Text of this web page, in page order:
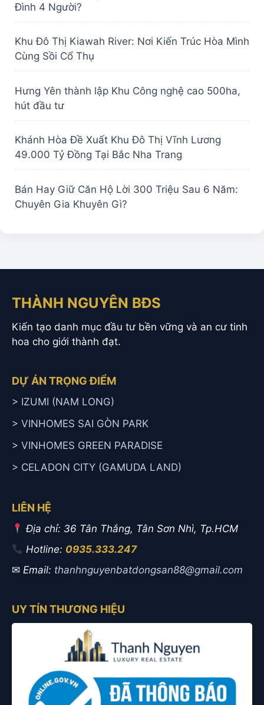
Đình 4 Người?
Khu Đô Thị Kiawah River: Nơi Kiến Trúc Hòa Mình
Cùng Sồi Cổ Thụ
Hưng Yên thành lập Khu Công nghệ cao 500ha,
hút đầu tư
Khánh Hòa Đề Xuất Khu Đô Thị Vĩnh Lương
49.000 Tỷ Đồng Tại Bắc Nha Trang
Bán Hay Giữ Căn Hộ Lời 300 Triệu Sau 6 Năm:
Chuyên Gia Khuyên Gì?
THÀNH NGUYÊN BĐS
Kiến tạo danh mục đầu tư bền vững và an cư tinh
hoa cho giới thành đạt.
DỰ ÁN TRỌNG ĐIỂM
> IZUMI (NAM LONG)
> VINHOMES SAI GÒN PARK
> VINHOMES GREEN PARADISE
> CELADON CITY (GAMUDA LAND)
LIÊN HỆ
Địa chỉ: 36 Tân Thắng, Tân Sơn Nhì, Tp.HCM
Hotline: 0935.333.247
✉ Email: thanhnguyenbatdongsan88@gmail.com
UY TÍN THƯƠNG HIỆU